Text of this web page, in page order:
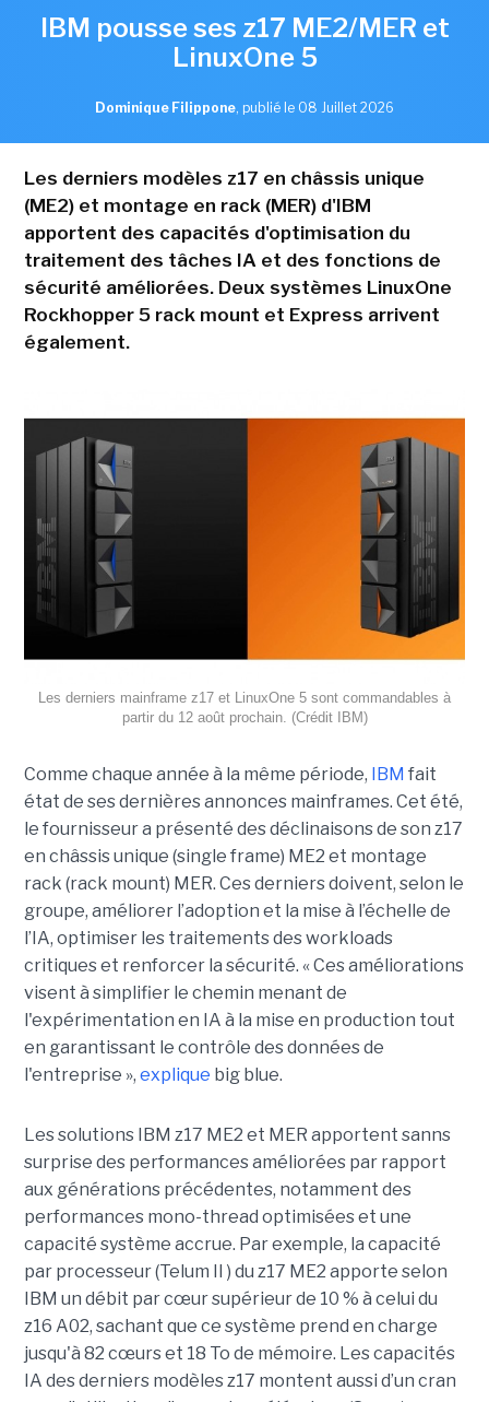
IBM pousse ses z17 ME2/MER et
LinuxOne 5
Dominique Filippone, publié le 08 Juillet 2026
Les derniers modèles z17 en châssis unique
(ME2) et montage en rack (MER) d'IBM
apportent des capacités d'optimisation du
traitement des tâches IA et des fonctions de
sécurité améliorées. Deux systèmes LinuxOne
Rockhopper 5 rack mount et Express arrivent
également.
Les derniers mainframe z17 et LinuxOne 5 sont commandables à
partir du 12 août prochain. (Crédit IBM)
Comme chaque année à la même période, IBM fait
état de ses dernières annonces mainframes. Cet été,
le fournisseur a présenté des déclinaisons de son z17
en châssis unique (single frame) ME2 et montage
rack (rack mount) MER. Ces derniers doivent, selon le
groupe, améliorer l’adoption et la mise à l’échelle de
l’IA, optimiser les traitements des workloads
critiques et renforcer la sécurité. « Ces améliorations
visent à simplifier le chemin menant de
l'expérimentation en IA à la mise en production tout
en garantissant le contrôle des données de
l'entreprise », explique big blue.
Les solutions IBM z17 ME2 et MER apportent sanns
surprise des performances améliorées par rapport
aux générations précédentes, notamment des
performances mono-thread optimisées et une
capacité système accrue. Par exemple, la capacité
par processeur (Telum II ) du z17 ME2 apporte selon
IBM un débit par cœur supérieur de 10 % à celui du
z16 A02, sachant que ce système prend en charge
jusqu'à 82 cœurs et 18 To de mémoire. Les capacités
IA des derniers modèles z17 montent aussi d’un cran